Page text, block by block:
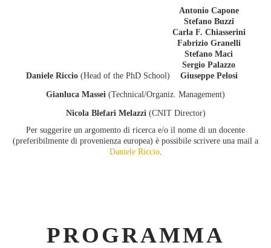
Daniele Riccio(Head of the PhD School)
Antonio Capone
Stefano Buzzi
Carla F. Chiasserini
Fabrizio Granelli
Stefano Maci
Sergio Palazzo
Giuseppe Pelosi
Gianluca Massei (Technical/Organiz. Management)
Nicola Blefari Melazzi (CNIT Director)
Per suggerire un argomento di ricerca e/o il nome di un docente
(preferibilmente di provenienza europea) è possibile scrivere una mail a
Daniele Riccio.
PROGRAMMA